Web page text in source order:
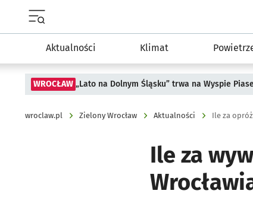
Aktualności Klimat
WROCŁAW „Lato na Dolnym Śląsku” trwa na Wyspie
wroclaw.pl Zielony Wrocław Aktualności Ile za
Ile za